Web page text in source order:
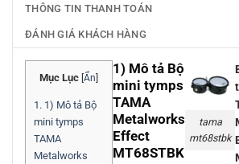
THÔNG TIN THANH TOÁN
ĐÁNH GIÁ KHÁCH HÀNG
Mục Lục [Ẩn]
1. 1) Mô tả Bộ
mini tymps
TAMA
Metalworks
1) Mô tả Bộ
mini tymps
TAMA
Metalworks
Effect
MT68STBK
tama
mt68stbk